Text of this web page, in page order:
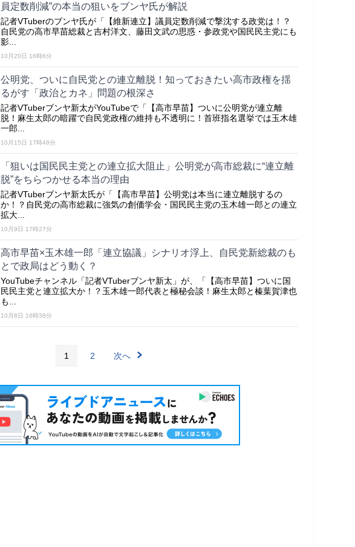
員定数削減”の本当の狙いをブンヤ氏が解説
記者VTuberのブンヤ氏が「【維新連立】議員定数削減で撃沈する政党は！？
自民党の高市早苗総裁と吉村洋文、藤田文武の思惑・参政党や国民民主党にも
影...
10月20日 16時6分
公明党、ついに自民党との連立離脱！知っておきたい高市政権を揺
るがす「政治とカネ」問題の根深さ
記者VTuberブンヤ新太がYouTubeで「【高市早苗】ついに公明党が連立離
脱！麻生太郎の暗躍で自民党政権の維持も不透明に！首班指名選挙では玉木雄
一郎...
10月15日 17時48分
「狙いは国民民主党との連立拡大阻止」公明党が高市総裁に“連立離
脱”をちらつかせる本当の理由
記者VTuberブンヤ新太氏が「【高市早苗】公明党は本当に連立離脱するの
か！？自民党の高市総裁に強気の創価学会・国民民主党の玉木雄一郎との連立
拡大...
10月9日 17時27分
高市早苗×玉木雄一郎「連立協議」シナリオ浮上、自民党新総裁のも
とで政局はどう動く？
YouTubeチャンネル「記者VTuberブンヤ新太」が、「【高市早苗】ついに国
民民主党と連立拡大か！？玉木雄一郎代表と極秘会談！麻生太郎と榛葉賀津也
も...
10月8日 16時38分
1 2 次へ